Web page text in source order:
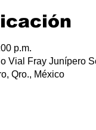
p.m.
Vial Fray Junípero
Qro., México